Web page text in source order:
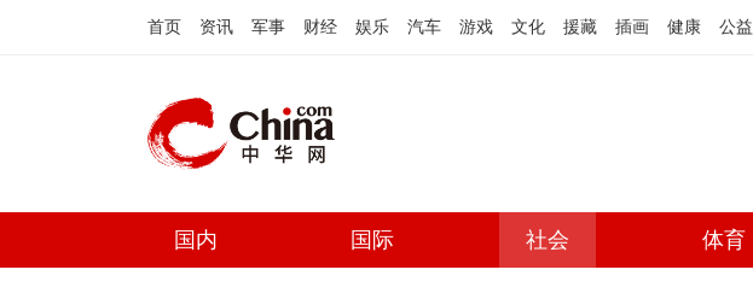
首页 资讯 军事 财经 娱乐 汽车 游戏 文化 援藏 插画 健康 公益
国内 国际 社会 体育